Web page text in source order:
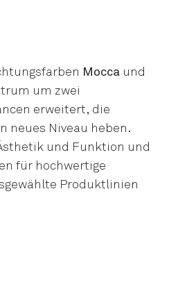
Mocca und
um zwei
erweitert, die
neues Niveau heben.
und Funktion und
für hochwertige
Produktlinien